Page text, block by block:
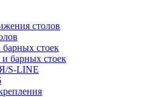
столов
стоек
барных стоек
S-LINE